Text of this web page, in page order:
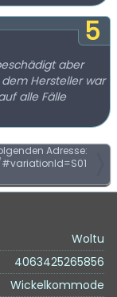
5
aber
Hersteller war
alle Fälle
Adresse:
Woltu
4063425265856
Wickelkommode